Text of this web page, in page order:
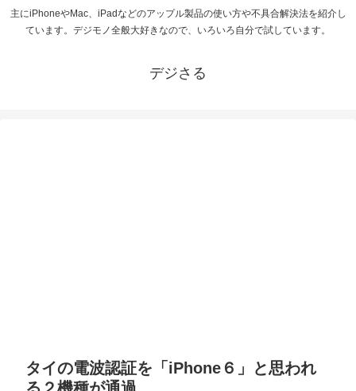
主にiPhoneやMac、iPadなどのアップル製品の使い方や不具合解決法を紹介し
ています。デジモノ全般大好きなので、いろいろ自分で試しています。
デジさる
タイの電波認証を「iPhone６」と思われ